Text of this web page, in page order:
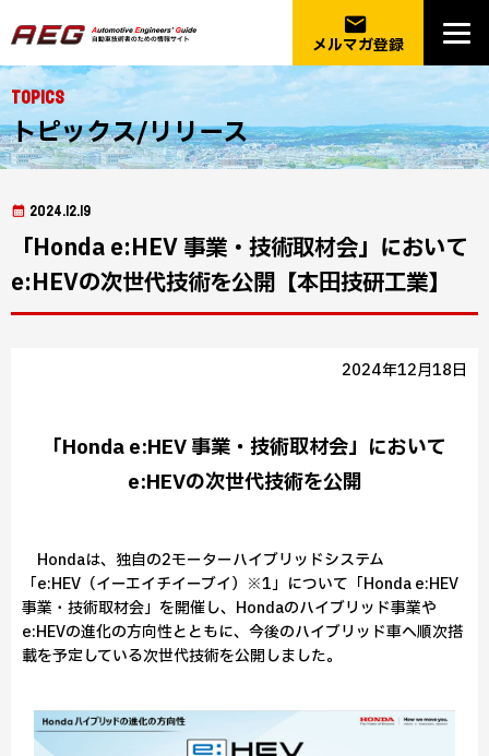
email
メルマガ登録
Topics
トピックス/リリース
2024.12.19
「Honda e:HEV 事業・技術取材会」において
e:HEVの次世代技術を公開【本田技研工業】
2024年12月18日
「Honda e:HEV 事業・技術取材会」において
e:HEVの次世代技術を公開
Hondaは、独自の2モーターハイブリッドシステム
「e:HEV（イーエイチイーブイ）※1」について「Honda e:HEV
事業・技術取材会」を開催し、Hondaのハイブリッド事業や
e:HEVの進化の方向性とともに、今後のハイブリッド車へ順次搭
載を予定している次世代技術を公開しました。